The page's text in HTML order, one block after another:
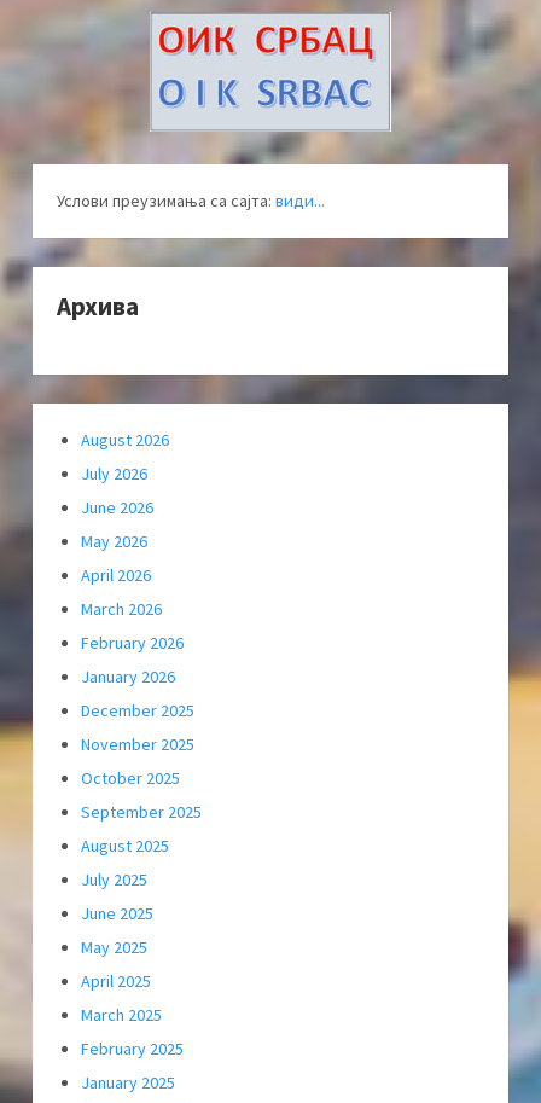
Услови преузимања са сајта: види...
Архива
August 2026
July 2026
June 2026
May 2026
April 2026
March 2026
February 2026
January 2026
December 2025
November 2025
October 2025
September 2025
August 2025
July 2025
June 2025
May 2025
April 2025
March 2025
February 2025
January 2025